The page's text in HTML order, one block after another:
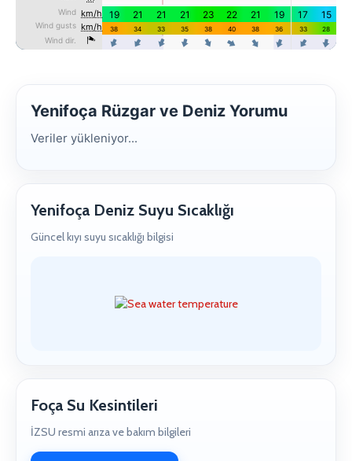
Yenifoça Rüzgar ve Deniz Yorumu
Veriler yükleniyor...
Yenifoça Deniz Suyu Sıcaklığı
Güncel kıyı suyu sıcaklığı bilgisi
Foça Su Kesintileri
İZSU resmi arıza ve bakım bilgileri